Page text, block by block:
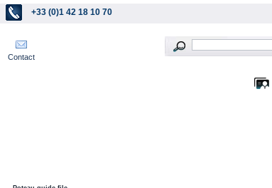
+33 (0)1 42 18 10 70
Contact